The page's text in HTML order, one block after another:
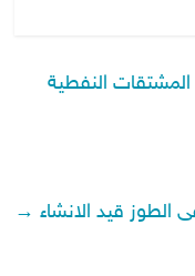
النفطية
قيد الانشاء →